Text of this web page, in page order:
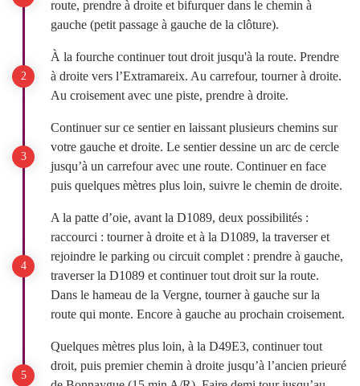
route, prendre à droite et bifurquer dans le chemin à
gauche (petit passage à gauche de la clôture).
À la fourche continuer tout droit jusqu'à la route. Prendre
à droite vers l’Extramareix. Au carrefour, tourner à droite.
Au croisement avec une piste, prendre à droite.
Continuer sur ce sentier en laissant plusieurs chemins sur
votre gauche et droite. Le sentier dessine un arc de cercle
jusqu’à un carrefour avec une route. Continuer en face
puis quelques mètres plus loin, suivre le chemin de droite.
A la patte d’oie, avant la D1089, deux possibilités :
raccourci : tourner à droite et à la D1089, la traverser et
rejoindre le parking ou circuit complet : prendre à gauche,
traverser la D1089 et continuer tout droit sur la route.
Dans le hameau de la Vergne, tourner à gauche sur la
route qui monte. Encore à gauche au prochain croisement.
Quelques mètres plus loin, à la D49E3, continuer tout
droit, puis premier chemin à droite jusqu’à l’ancien prieuré